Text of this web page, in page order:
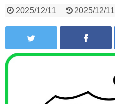
2025/12/11 2025/12/11